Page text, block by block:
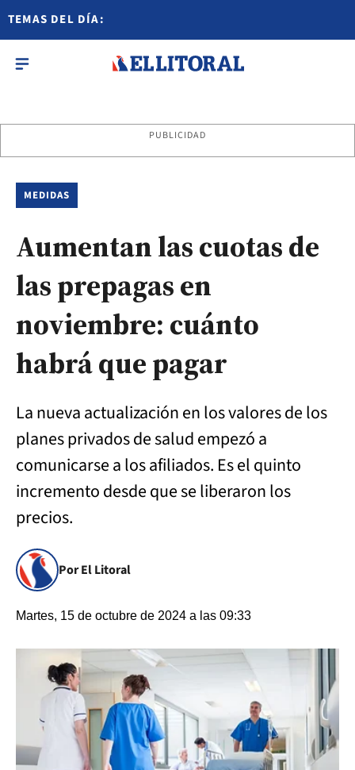
TEMAS DEL DÍA:
PUBLICIDAD
MEDIDAS
Aumentan las cuotas de
las prepagas en
noviembre: cuánto
habrá que pagar
La nueva actualización en los valores de los
planes privados de salud empezó a
comunicarse a los afiliados. Es el quinto
incremento desde que se liberaron los
precios.
Por El Litoral
Martes, 15 de octubre de 2024 a las 09:33